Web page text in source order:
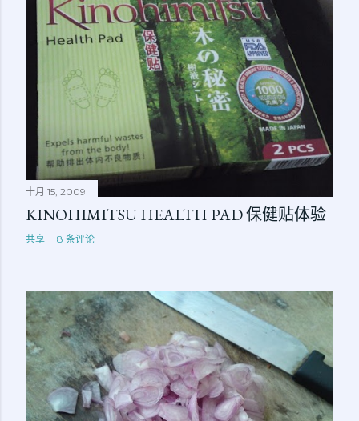
十月 15, 2009
KINOHIMITSU HEALTH PAD 保健贴体验
共享 8 条评论